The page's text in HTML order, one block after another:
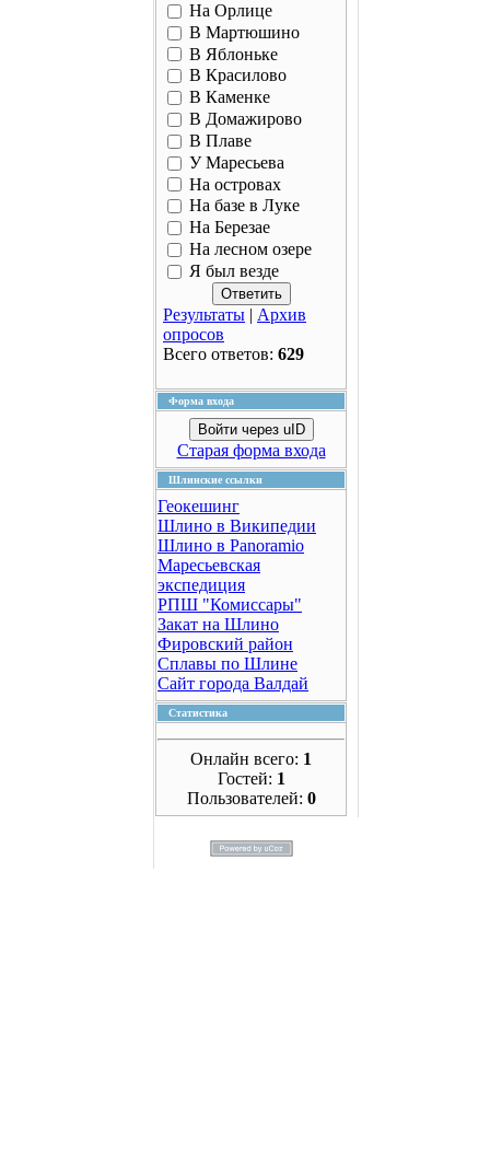
На Орлице
В Мартюшино
В Яблоньке
В Красилово
В Каменке
В Домажирово
В Плаве
У Маресьева
На островах
На базе в Луке
На Березае
На лесном озере
Я был везде
Результаты | Архив
опросов
Всего ответов: 629
Форма входа
Войти через uID
Старая форма входа
Шлинские ссылки
Геокешинг
Шлино в Википедии
Шлино в Panoramio
Маресьевская
экспедиция
РПШ "Комиссары"
Закат на Шлино
Фировский район
Сплавы по Шлине
Сайт города Валдай
Статистика
Онлайн всего: 1
Гостей: 1
Пользователей: 0